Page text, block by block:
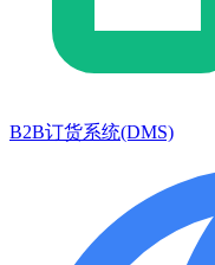
B2B订货系统(DMS)